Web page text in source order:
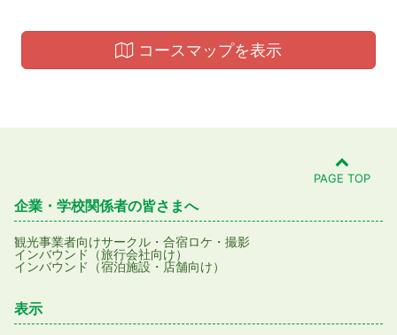
コースマップを表示
PAGE TOP
企業・学校関係者の皆さまへ
観光事業者向けサークル・合宿ロケ・撮影
インバウンド（旅行会社向け）
インバウンド（宿泊施設・店舗向け）
表示